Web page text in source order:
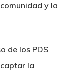
y la
de los PDS
la